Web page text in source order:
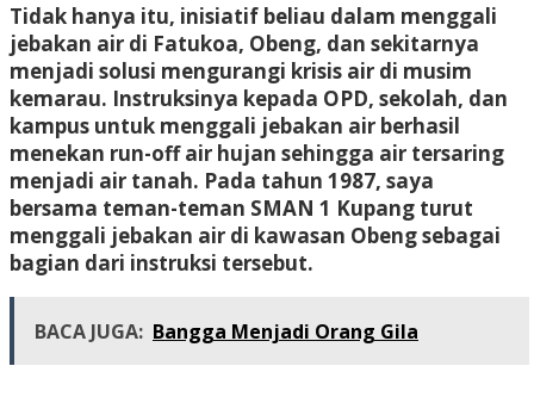
Tidak hanya itu, inisiatif beliau dalam menggali
jebakan air di Fatukoa, Obeng, dan sekitarnya
menjadi solusi mengurangi krisis air di musim
kemarau. Instruksinya kepada OPD, sekolah, dan
kampus untuk menggali jebakan air berhasil
menekan run-off air hujan sehingga air tersaring
menjadi air tanah. Pada tahun 1987, saya
bersama teman-teman SMAN 1 Kupang turut
menggali jebakan air di kawasan Obeng sebagai
bagian dari instruksi tersebut.
BACA JUGA: Bangga Menjadi Orang Gila